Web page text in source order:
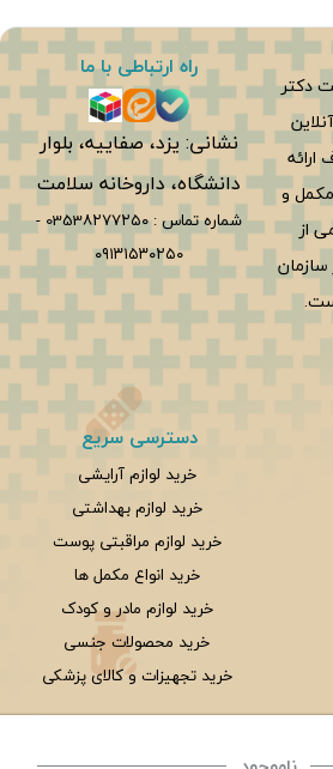
دکتر
با هدف ارائه
و
از
راه ارتباطی با ما
نشانی: یزد، صفاییه، بلوار
دانشگاه، داروخانه سلامت
شماره تماس :0353۸۲۷۷۲۵۰ -
۰۹۱۳۱۵۳۰۲۵۰
دسترسی سریع
خرید لوازم آرایشی
خرید لوازم بهداشتی
خرید لوازم مراقبتی پوست
خرید انواع مکمل ها
خرید لوازم مادر و کودک
خرید محصولات جنسی
خرید تجهیزات و کالای پزشکی